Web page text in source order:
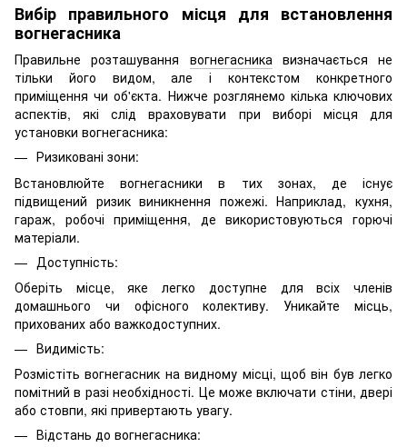
Вибір правильного місця для встановлення
вогнегасника
Правильне розташування вогнегасникавизначається не
тільки його видом, але і контекстом конкретного
приміщення чи об'єкта. Нижче розглянемо кілька ключових
аспектів, які слід враховувати при виборі місця для
установки вогнегасника:
Ризиковані зони:
Встановлюйте вогнегасники в тих зонах, де існує
підвищений ризик виникнення пожежі. Наприклад, кухня,
гараж, робочі приміщення, де використовуються горючі
матеріали.
Доступність:
Оберіть місце, яке легко доступне для всіх членів
домашнього чи офісного колективу. Уникайте місць,
прихованих або важкодоступних.
Видимість:
Розмістіть вогнегасник на видному місці, щоб він був легко
помітний в разі необхідності. Це може включати стіни, двері
або стовпи, які привертають увагу.
Відстань до вогнегасника: